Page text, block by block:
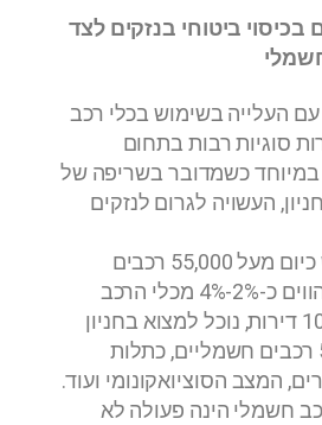
בכיסוי ביטוחי בנזקים לצד
העלייה בשימוש בכלי רכב
סוגיות רבות בתחום
כשמדובר בשריפה של
העשויה לגרום לנזקים
בשוק הישראלי יש כיום מעל 55,000 רכבים
חשמליים, אשר מהווים כ-2%-4% מכלי הרכב
בארץ. בבניין בן 100 דירות, נוכל למצוא בחניון
בממוצע בין 2 ל- 5 רכבים חשמליים, כתלות
המצב הסוציואקונומי ועוד.
חשמלי הינה פעולה לא